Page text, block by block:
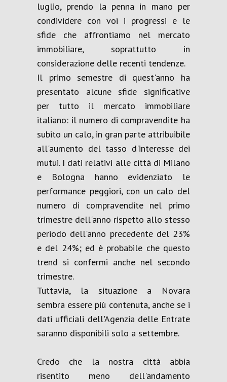
luglio, prendo la penna in mano per
condividere con voi i progressi e le
sfide che affrontiamo nel mercato
immobiliare, soprattutto in
considerazione delle recenti tendenze.
Il primo semestre di quest'anno ha
presentato alcune sfide significative
per tutto il mercato immobiliare
italiano: il numero di compravendite ha
subito un calo, in gran parte attribuibile
all'aumento del tasso d'interesse dei
mutui. I dati relativi alle città di Milano
e Bologna hanno evidenziato le
performance peggiori, con un calo del
numero di compravendite nel primo
trimestre dell'anno rispetto allo stesso
periodo dell'anno precedente del 23%
e del 24%; ed è probabile che questo
trend si confermi anche nel secondo
trimestre.
Tuttavia, la situazione a Novara
sembra essere più contenuta, anche se i
dati ufficiali dell'Agenzia delle Entrate
saranno disponibili solo a settembre.
Credo che la nostra città abbia
risentito meno dell'andamento